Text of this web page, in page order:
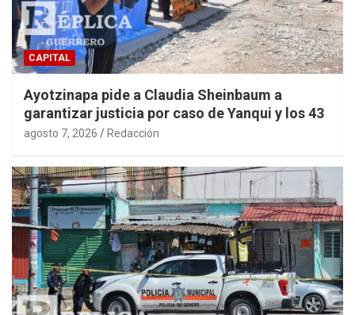
CAPITAL
Ayotzinapa pide a Claudia Sheinbaum a
garantizar justicia por caso de Yanqui y los 43
agosto 7, 2026 Redacción